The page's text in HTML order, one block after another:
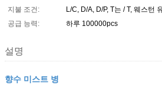
지불 조건:
L/C, D/A, D/P, T는 / T, 웨스턴
공급 능력:
하루 100000pcs
설명
향수 미스트 병